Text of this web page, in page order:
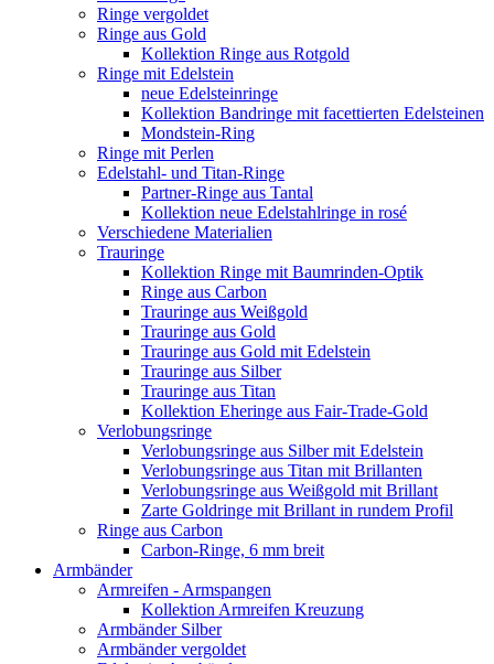
Ringe vergoldet
Ringe aus Gold
Kollektion Ringe aus Rotgold
Ringe mit Edelstein
neue Edelsteinringe
Kollektion Bandringe mit facettierten Edelsteinen
Mondstein-Ring
Ringe mit Perlen
Edelstahl- und Titan-Ringe
Partner-Ringe aus Tantal
Kollektion neue Edelstahlringe in rosé
Verschiedene Materialien
Trauringe
Kollektion Ringe mit Baumrinden-Optik
Ringe aus Carbon
Trauringe aus Weißgold
Trauringe aus Gold
Trauringe aus Gold mit Edelstein
Trauringe aus Silber
Trauringe aus Titan
Kollektion Eheringe aus Fair-Trade-Gold
Verlobungsringe
Verlobungsringe aus Silber mit Edelstein
Verlobungsringe aus Titan mit Brillanten
Verlobungsringe aus Weißgold mit Brillant
Zarte Goldringe mit Brillant in rundem Profil
Ringe aus Carbon
Carbon-Ringe, 6 mm breit
Armbänder
Armreifen - Armspangen
Kollektion Armreifen Kreuzung
Armbänder Silber
Armbänder vergoldet